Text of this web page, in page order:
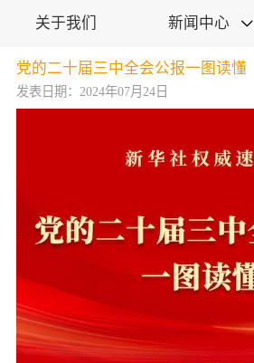
关于我们 新闻中心 
党的二十届三中全会公报一图读懂
发表日期：2024年07月24日